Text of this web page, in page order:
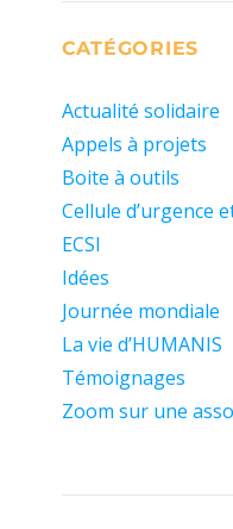
CATÉGORIES
Actualité solidaire
Appels à projets
Boite à outils
Cellule d’urgence
ECSI
Idées
Journée mondiale
La vie d’HUMANIS
Témoignages
Zoom sur une